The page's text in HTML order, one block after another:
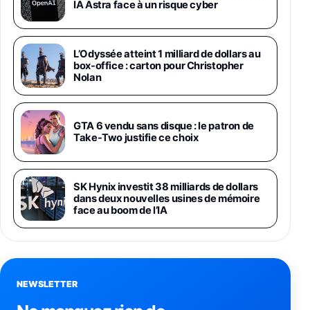
1019€1399€Fnac (Vendeur Tiers)
Galaxy S26 Ultra 256 Go Violet
892€1199€Fnac (Vendeur Tiers)
Philips SHK2000BL - Casque Enfant - Bleu &
Répartiteur Audio 5 Casques, Blanc
24,94€ 29,96€Fnac (Vendeur Tiers)
Asus RT-AC59U Routeur sans Fil Double
Bande Gigabit (Serveur et Client VPN, Triple
Vlan, Mode Point d'accès et Bridge, contrôle
Parental, Qos)
39,72€ 50,42€Amazon
Panasonic KX-TG6822 Téléphones Sans fil
Smartphone APPLE iPhone 15 Noir 128Go
IA Astra face à un risque cyber
L’Odyssée atteint 1 milliard de dollars au
box-office : carton pour Christopher
Nolan
GTA 6 vendu sans disque : le patron de
Take-Two justifie ce choix
SK Hynix investit 38 milliards de dollars
dans deux nouvelles usines de mémoire
face au boom de l’IA
NEWSLETTER